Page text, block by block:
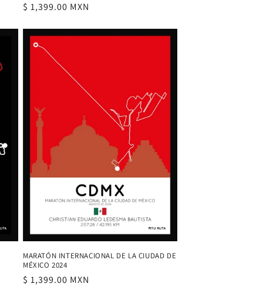
Precio
$ 1,399.00 MXN
MARATÓN INTERNACIONAL DE LA CIUDAD DE
MÉXICO 2024
Precio
$ 1,399.00 MXN